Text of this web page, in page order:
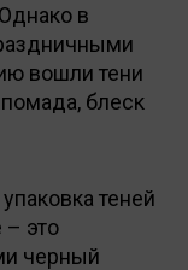
в
вошли тени
блеск
теней
– это
черный